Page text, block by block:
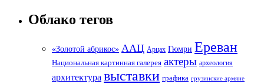
Облако тегов
«Золотой абрикос» ААЦ Арцах Гюмри Ереван
Национальная картинная галерея актеры археология
архитектура выставки графика грузинские армяне